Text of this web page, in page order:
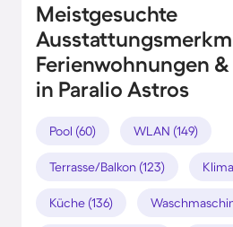
Meistgesuchte
Ferienwohnungen
in Paralio Astros
Pool (60) WLAN (149)
Terrasse/Balkon (123)
Küche (136)